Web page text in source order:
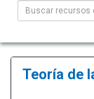
Teoría de